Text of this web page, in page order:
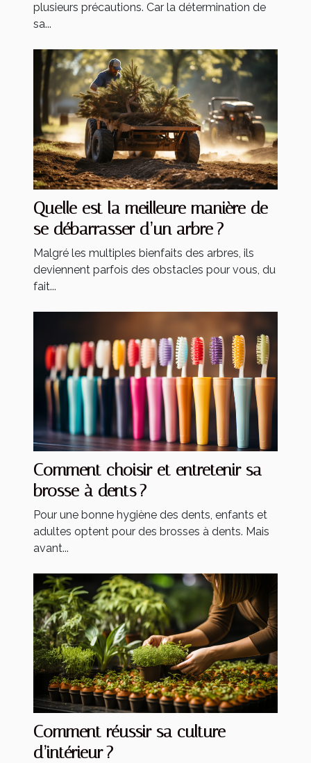
plusieurs précautions. Car la détermination de
sa...
Quelle est la meilleure manière de
se débarrasser d’un arbre ?
Malgré les multiples bienfaits des arbres, ils
deviennent parfois des obstacles pour vous, du
fait...
Comment choisir et entretenir sa
brosse à dents ?
Pour une bonne hygiène des dents, enfants et
adultes optent pour des brosses à dents. Mais
avant...
Comment réussir sa culture
d’intérieur ?